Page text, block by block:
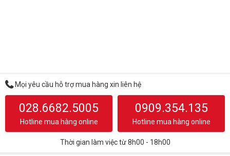
Mọi yêu cầu hỗ trợ mua hàng xin liên hệ
028.6682.5005
Hotline mua hàng online
0909.354.135
Hotline mua hàng online
Thời gian làm việc từ 8h00 - 18h00